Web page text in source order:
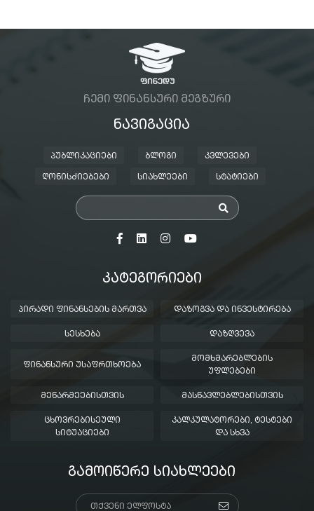
ᲩᲔᲛᲘ ᲤᲘᲜᲐᲜᲡᲣᲠᲘ ᲛᲔᲒᲖᲣᲠᲘ
ᲜᲐᲕᲘᲒᲐᲪᲘᲐ
ᲞᲣᲑᲚᲘᲙᲐᲪᲘᲔᲑᲘ ᲑᲚᲝᲒᲘ ᲙᲕᲚᲔᲕᲔᲑᲘ
ᲦᲝᲜᲘᲡᲫᲘᲔᲑᲔᲑᲘ ᲡᲘᲐᲮᲚᲔᲔᲑᲘ ᲡᲢᲐᲢᲘᲔᲑᲘ
ᲙᲐᲢᲔᲒᲝᲠᲘᲔᲑᲘ
ᲞᲘᲠᲐᲓᲘ ᲤᲘᲜᲐᲜᲡᲔᲑᲘᲡ ᲛᲐᲠᲗᲕᲐ ᲓᲐᲖᲝᲒᲕᲐ ᲓᲐ ᲘᲜᲕᲔᲡᲢᲘᲠᲔᲑᲐ
ᲡᲔᲡᲮᲔᲑᲐ ᲓᲐᲖᲦᲕᲔᲕᲐ
ᲤᲘᲜᲐᲜᲡᲣᲠᲘ ᲣᲡᲐᲤᲠᲗᲮᲝᲔᲑᲐ
ᲛᲝᲛᲮᲛᲐᲠᲔᲑᲚᲔᲑᲘᲡ
ᲣᲤᲚᲔᲑᲔᲑᲘ
ᲛᲔᲬᲐᲠᲛᲔᲔᲑᲘᲡᲗᲕᲘᲡ ᲛᲐᲡᲬᲐᲕᲚᲔᲑᲚᲔᲑᲘᲡᲗᲕᲘᲡ
ᲪᲮᲝᲕᲠᲔᲑᲘᲡᲔᲣᲚᲘ
ᲡᲘᲢᲣᲐᲪᲘᲔᲑᲘ
ᲙᲐᲚᲙᲣᲚᲐᲢᲝᲠᲔᲑᲘ, ᲢᲔᲡᲢᲔᲑᲘ
ᲓᲐ ᲡᲮᲕᲐ
ᲒᲐᲛᲝᲘᲬᲔᲠᲔ ᲡᲘᲐᲮᲚᲔᲔᲑᲘ